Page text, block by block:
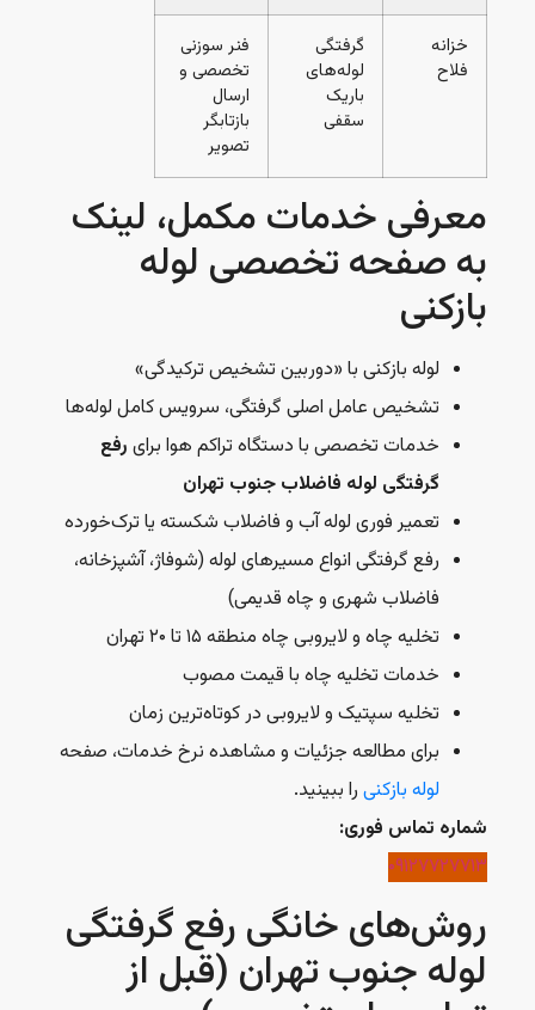
خزانه
فلاح
گرفتگی
لوله‌های
باریک
سقفی
فنر سوزنی
تخصصی و
ارسال
بازتابگر
تصویر
معرفی خدمات مکمل، لینک
به صفحه تخصصی لوله
بازکنی
لوله بازکنی با «دوربین تشخیص ترکیدگی»
تشخیص عامل اصلی گرفتگی، سرویس کامل لوله‌ها
خدمات تخصصی با دستگاه تراکم هوا برای رفع
گرفتگی لوله فاضلاب جنوب تهران
تعمیر فوری لوله آب و فاضلاب شکسته یا ترک‌خورده
رفع گرفتگی انواع مسیرهای لوله (شوفاژ، آشپزخانه،
فاضلاب شهری و چاه قدیمی)
تخلیه چاه و لایروبی چاه منطقه ۱۵ تا ۲۰ تهران
خدمات تخلیه چاه با قیمت مصوب
تخلیه سپتیک و لایروبی در کوتاه‌ترین زمان
برای مطالعه جزئیات و مشاهده نرخ خدمات، صفحه
لوله بازکنی را ببینید.
شماره تماس فوری:
۰۹۱۲۷۷۲۷۷۱۳
روش‌های خانگی رفع گرفتگی
لوله جنوب تهران (قبل از